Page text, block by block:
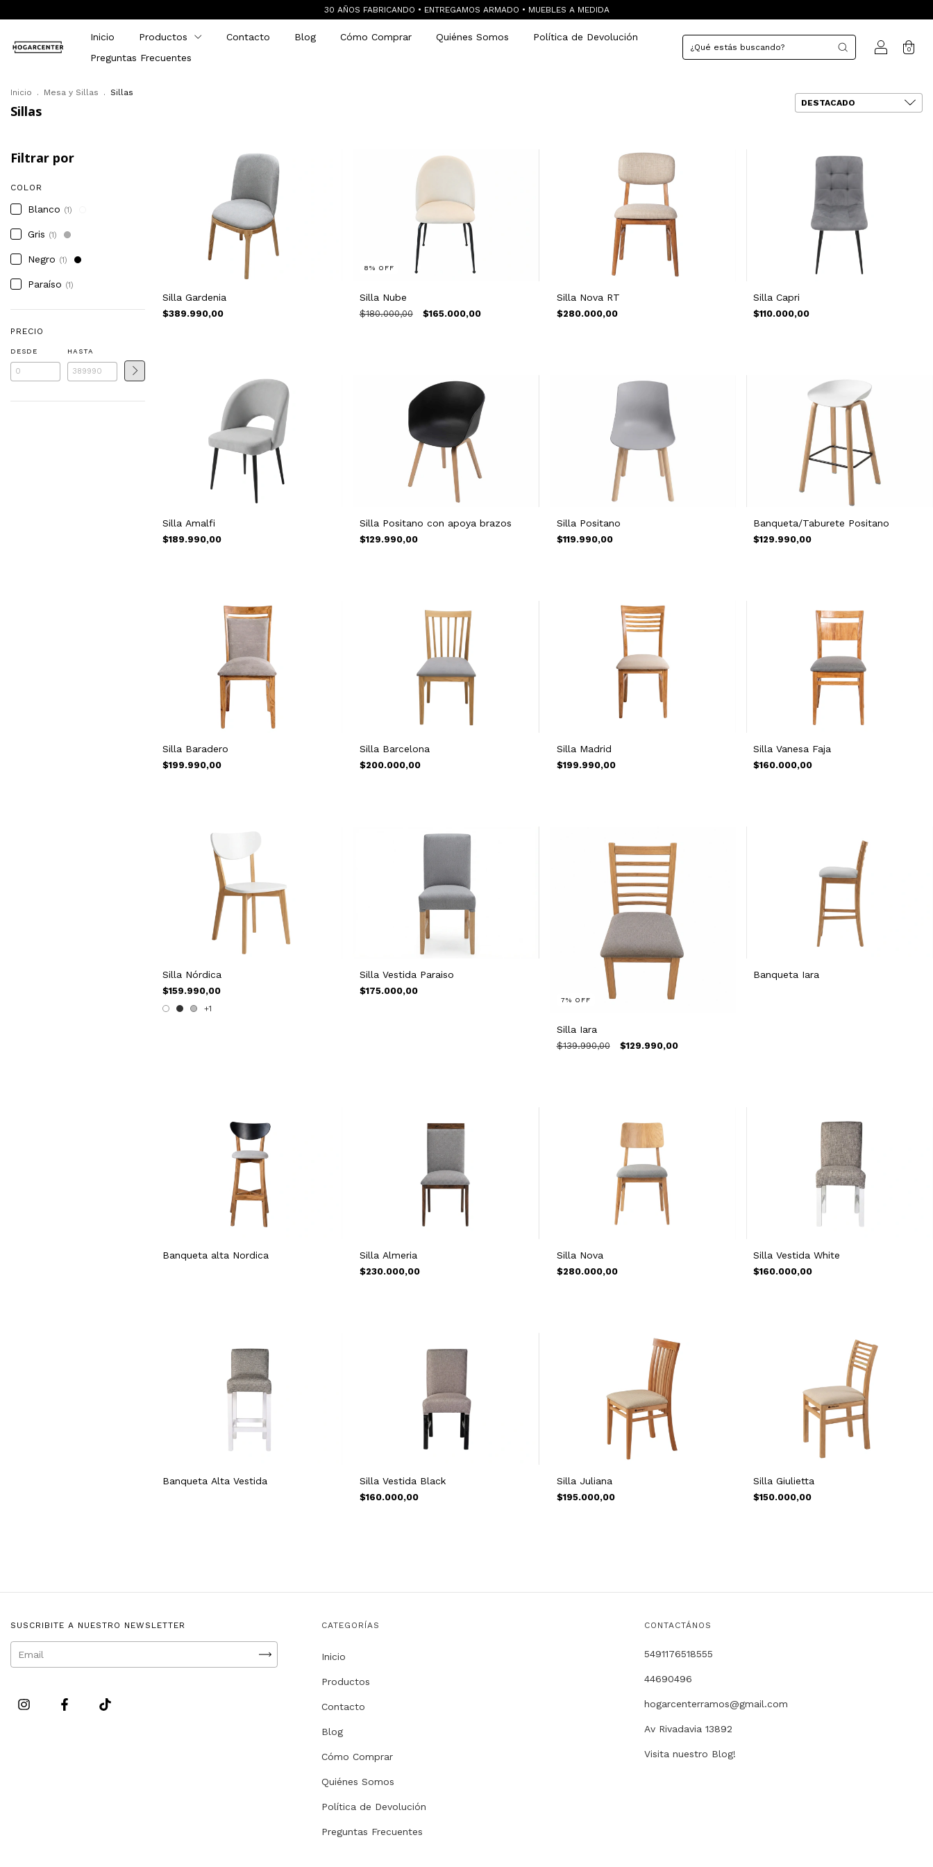
30 AÑOS FABRICANDO • ENTREGAMOS ARMADO • MUEBLES A MEDIDA
Inicio Productos Contacto Blog Cómo Comprar Quiénes Somos
Política de Devolución
Preguntas Frecuentes
0
Inicio . Mesa y Sillas . Sillas
Sillas
Filtrar por
COLOR
Blanco (1)
Gris (1)
Negro (1)
Paraíso (1)
PRECIO
DESDE HASTA
Silla Gardenia
$389.990,00
8% OFF
Silla Nube
$180.000,00 $165.000,00
Silla Nova RT
$280.000,00
Silla Capri
$110.000,00
Silla Amalfi
$189.990,00
Silla Positano con apoya brazos
$129.990,00
Silla Positano
$119.990,00
Banqueta/Taburete Positano
$129.990,00
Silla Baradero
$199.990,00
Silla Barcelona
$200.000,00
Silla Madrid
$199.990,00
Silla Vanesa Faja
$160.000,00
Silla Nórdica
$159.990,00
+1
Silla Vestida Paraiso
$175.000,00
7% OFF
Silla Iara
$139.990,00 $129.990,00
Banqueta Iara
Banqueta alta Nordica Silla Almeria
$230.000,00
Silla Nova
$280.000,00
Silla Vestida White
$160.000,00
Banqueta Alta Vestida Silla Vestida Black
$160.000,00
Silla Juliana
$195.000,00
Silla Giulietta
$150.000,00
SUSCRIBITE A NUESTRO NEWSLETTER CATEGORÍAS
Inicio
Productos
Contacto
Blog
Cómo Comprar
Quiénes Somos
Política de Devolución
Preguntas Frecuentes
CONTACTÁNOS
5491176518555
44690496
hogarcenterramos@gmail.com
Av Rivadavia 13892
Visita nuestro Blog!